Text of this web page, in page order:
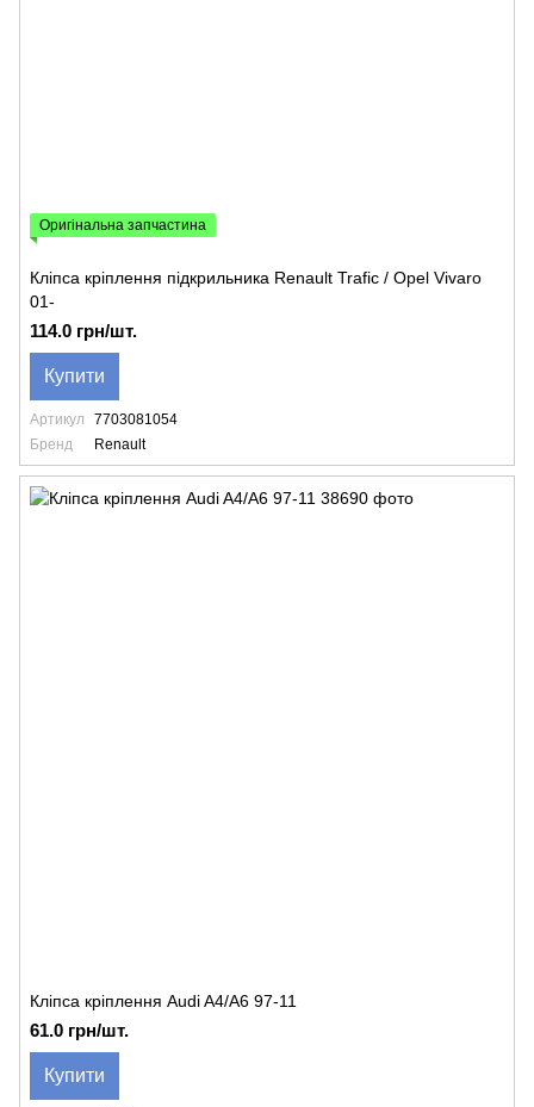
Оригінальна запчастина
Кліпса кріплення підкрильника Renault Trafic / Opel Vivaro
01-
114.0 грн/шт.
Купити
Артикул
7703081054
Бренд
Renault
Кліпса кріплення Audi A4/A6 97-11
61.0 грн/шт.
Купити